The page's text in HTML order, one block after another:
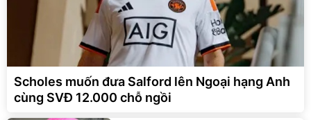
Scholes muốn đưa Salford lên Ngoại hạng Anh
cùng SVĐ 12.000 chỗ ngồi